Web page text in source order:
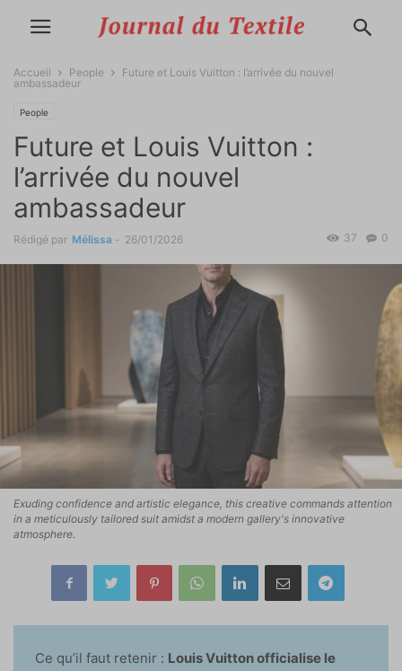
Accueil People
Future et Louis Vuitton : l’arrivée du nouvel
ambassadeur
People
Future et Louis Vuitton :
l’arrivée du nouvel
ambassadeur
Rédigé par Mélissa - 26/01/2026 0
37
Exuding confidence and artistic elegance, this creative commands attention
in a meticulously tailored suit amidst a modern gallery's innovative
atmosphere.
Ce qu’il faut retenir : Louis Vuitton officialise le